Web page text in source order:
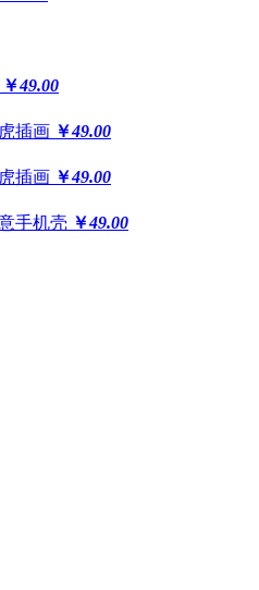
￥49.00
插画 ￥49.00
插画 ￥49.00
手机壳 ￥49.00